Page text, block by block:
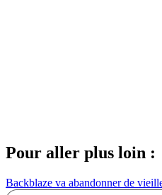
Pour aller plus loin :
Backblaze va abandonner de